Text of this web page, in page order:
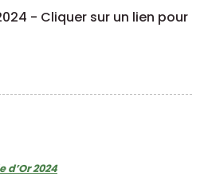
- Cliquer sur un lien pour
d’Or 2024